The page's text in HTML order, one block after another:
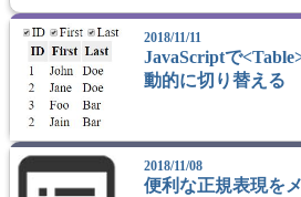
2018/11/11
JavaScriptで
動的に切り替える
2018/11/08
便利な正規表現を